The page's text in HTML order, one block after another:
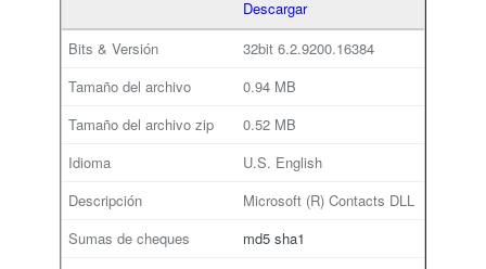
Descargar
32bit 6.2.9200.16384
0.94 MB
0.52 MB
U.S. English
Microsoft (R) Contacts DLL
md5 sha1